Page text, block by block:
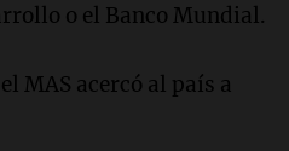
o el Banco Mundial.
MAS acercó al país a